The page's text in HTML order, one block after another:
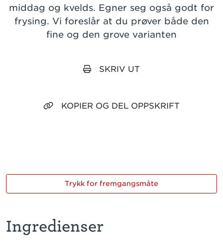
middag og kvelds. Egner seg også godt for
frysing. Vi foreslår at du prøver både den
fine og den grove varianten
SKRIV UT
KOPIER OG DEL OPPSKRIFT
Ingredienser
Trykk for fremgangsmåte